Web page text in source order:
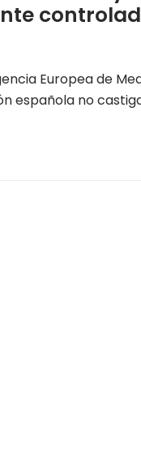
Europea de
española no